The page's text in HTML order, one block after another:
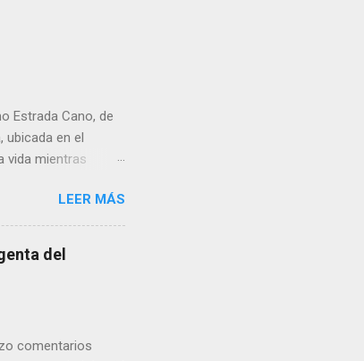
Estrada Cano, de
ubicada en el
vida mientras
del Club
LEER MÁS
del
comentarios